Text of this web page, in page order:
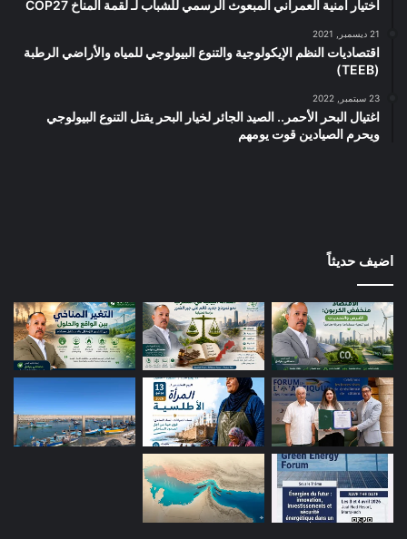
اختيار أمنية العمراني المبعوث الرسمي للشباب لـ لقمة المناخ COP27
21 ديسمبر, 2021
اقتصاديات النظم الإيكولوجية والتنوع البيولوجي للمياه والأراضي الرطبة
(TEEB)
23 سبتمبر, 2022
اغتيال البحر الأحمر.. الصيد الجائر لخيار البحر يقتل التنوع البيولوجي
ويحرم الصيادين قوت يومهم
اضيف حديثاً